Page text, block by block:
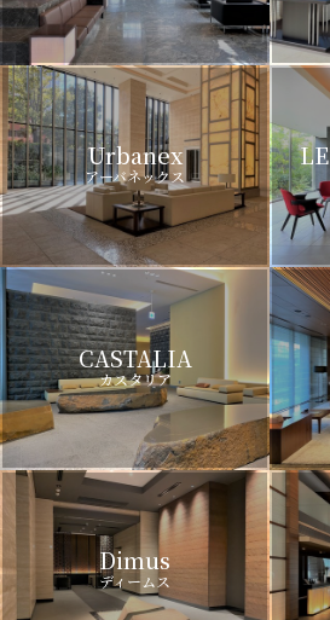
Urbanex
アーバネックス
CASTALIA
カスタリア
Dimus
ディームス